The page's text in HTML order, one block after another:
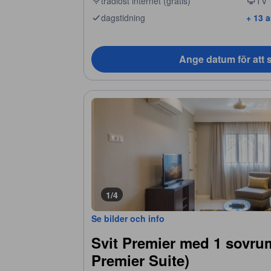
dagstidning
+ 13
Ange datum för att
1/4
Se bilder och info
Svit Premier med 1
Premier Suite)